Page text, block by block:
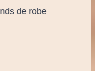
de robe